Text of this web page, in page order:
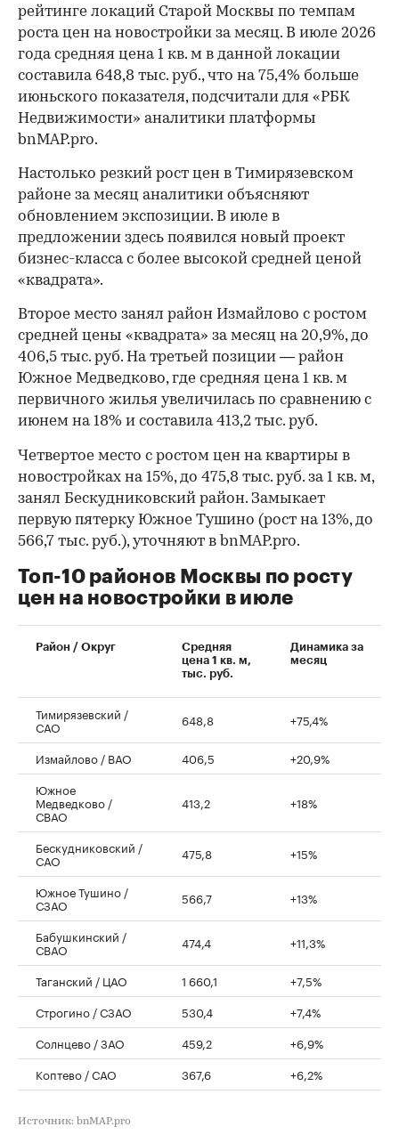
рейтинге локаций Старой Москвы по темпам
роста цен на новостройки за месяц. В июле 2026
года средняя цена 1 кв. м в данной локации
составила 648,8 тыс. руб., что на 75,4% больше
июньского показателя, подсчитали для «РБК
Недвижимости» аналитики платформы
bnMAP.pro.
Настолько резкий рост цен в Тимирязевском
районе за месяц аналитики объясняют
обновлением экспозиции. В июле в
предложении здесь появился новый проект
бизнес-класса с более высокой средней ценой
«квадрата».
Второе место занял район Измайлово с ростом
средней цены «квадрата» за месяц на 20,9%, до
406,5 тыс. руб. На третьей позиции — район
Южное Медведково, где средняя цена 1 кв. м
первичного жилья увеличилась по сравнению с
июнем на 18% и составила 413,2 тыс. руб.
00:00 / 00:00
Четвертое место с ростом цен на квартиры в
новостройках на 15%, до 475,8 тыс. руб. за 1 кв. м,
занял Бескудниковский район. Замыкает
первую пятерку Южное Тушино (рост на 13%, до
566,7 тыс. руб.), уточняют в bnMAP.pro.
Топ-10 районов Москвы по росту
цен на новостройки в июле
Район / Округ
Средняя
цена 1 кв. м,
тыс. руб.
Динамика за
месяц
Тимирязевский /
САО 648,8 +75,4%
Измайлово / ВАО 406,5
+20,9%
Южное
Медведково /
СВАО
413,2 +18%
Бескудниковский /
САО 475,8 +15%
Южное Тушино /
СЗАО 566,7 +13%
Бабушкинский /
СВАО 474,4 +11,3%
Таганский / ЦАО 1 660,1
+7,5%
Строгино / СЗАО
530,4
+7,4%
Солнцево / ЗАО
459,2
+6,9%
Коптево / САО
367,6 +6,2%
Источник: bnMAP.pro